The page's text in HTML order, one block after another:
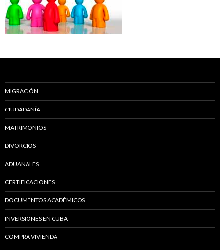
MIGRACIÓN
CIUDADANÍA
MATRIMONIOS
DIVORCIOS
ADUANALES
CERTIFICACIONES
DOCUMENTOS ACADÉMICOS
INVERSIONES EN CUBA
COMPRA VIVIENDA